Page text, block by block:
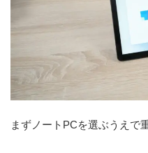
まずノートPCを選ぶうえで